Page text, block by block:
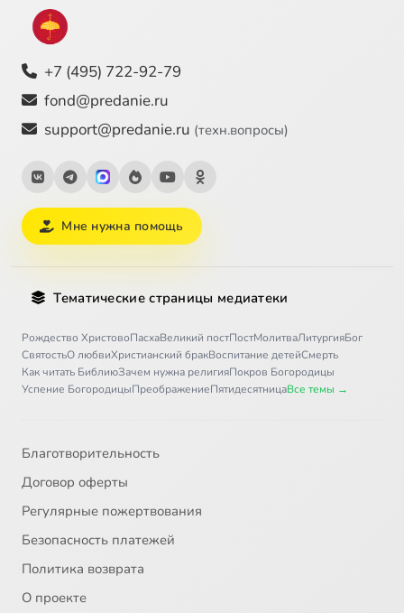
+7 (495) 722-92-79
fond@predanie.ru
support@predanie.ru (техн.вопросы)
Мне нужна помощь
Тематические страницы медиатеки
Рождество ХристовоПасхаВеликий постПостМолитваЛитургияБог
СвятостьО любвиХристианский бракВоспитание детейСмерть
Как читать БиблиюЗачем нужна религияПокров Богородицы
Успение БогородицыПреображениеПятидесятницаВсе темы →
Благотворительность
Договор оферты
Регулярные пожертвования
Безопасность платежей
Политика возврата
О проекте